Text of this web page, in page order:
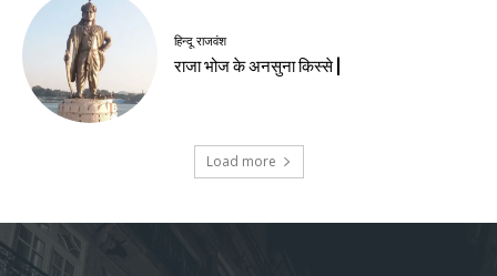
हिन्दू राजवंश
राजा भोज के अनसुना किस्से |
Load more